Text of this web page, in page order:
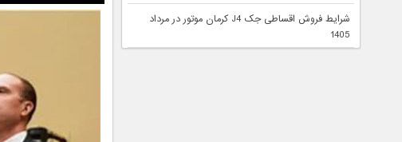
شرایط فروش اقساطی جک J4 کرمان موتور در مرداد
1405